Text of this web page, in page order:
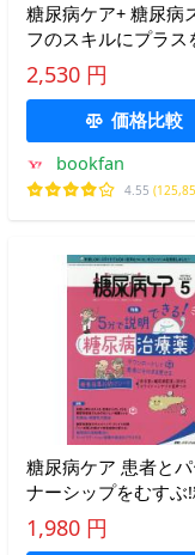
糖尿病ケア+ 糖尿病
フのスキルにプラス
る専門誌 第23巻5号
5)
2,530 円
価格比較
bookfan
4.55
糖尿病ケア 患者とパ
ナーシップをむすぶ
病スタッフ応援専門誌
Vol.18No.5(2021-5)
1,980 円